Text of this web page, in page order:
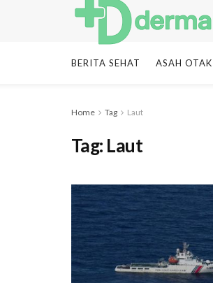
BERITA SEHAT ASAH OTAK
Home Tag Laut
Tag: Laut